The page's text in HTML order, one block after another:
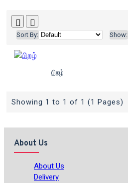
Sort By: Show:
பிறழ்
Showing 1 to 1 of 1 (1 Pages)
About Us
About Us
Delivery